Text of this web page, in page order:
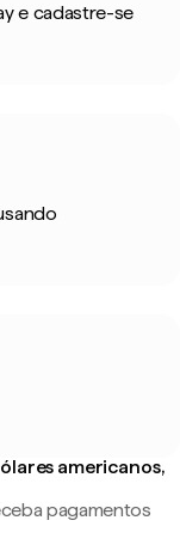
e cadastre-se
americanos,
pagamentos